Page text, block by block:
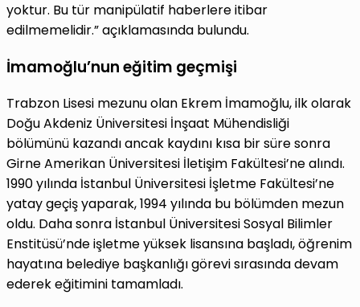
yoktur. Bu tür manipülatif haberlere itibar
edilmemelidir.” açıklamasında bulundu.
İmamoğlu’nun eğitim geçmişi
Trabzon Lisesi mezunu olan Ekrem İmamoğlu, ilk olarak
Doğu Akdeniz Üniversitesi İnşaat Mühendisliği
bölümünü kazandı ancak kaydını kısa bir süre sonra
Girne Amerikan Üniversitesi İletişim Fakültesi’ne alındı.
1990 yılında İstanbul Üniversitesi İşletme Fakültesi’ne
yatay geçiş yaparak, 1994 yılında bu bölümden mezun
oldu. Daha sonra İstanbul Üniversitesi Sosyal Bilimler
Enstitüsü’nde işletme yüksek lisansına başladı, öğrenim
hayatına belediye başkanlığı görevi sırasında devam
ederek eğitimini tamamladı.